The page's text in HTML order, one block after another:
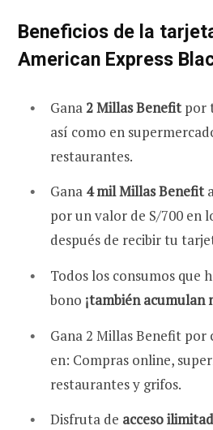
Beneficios de la
American Express
Gana2 Millas Benefitpor
así como en
restaurantes.
Gana 4 mil Millas Benefit
por un valor de S/700 en
después de recibir tu
Todos los consumos que
bono ¡también acumulan
Gana 2 Millas Benefit por
en: Compras online,
restaurantes y grifos.
Disfruta de acceso